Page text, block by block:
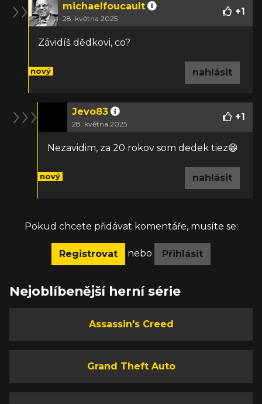
michaelfoucault
28. května 2025
+1
Závidíš dědkovi, co?
nový nahlásit
Jevo83
28. května 2025
+1
Nezavidim, za 20 rokov som dedek tiez😁
nový nahlásit
Pokud chcete přidávat komentáře, musíte se:
Registrovat nebo Přihlásit
Nejoblíbenější herní série
Assassin's Creed
Grand Theft Auto